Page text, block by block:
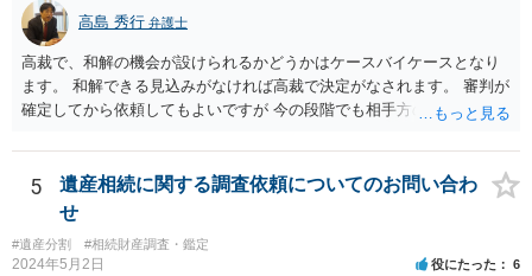
すが、現代では、各々が自由に価格設定をしていますので、特に相場
はお示しできません。ただし、かつて日本弁護士連合会が設けていた
報酬基準を踏まえて価格設定している弁護士は一定数いると思います
ので、それが一応の目安となるでしょう。
高島 秀行 弁護士
高裁で、和解の機会が設けられるかどうかはケースバイケースとなり
ます。 和解できる見込みがなければ高裁で決定がなされます。 審判が
確定してから依頼してもよいですが 今の段階でも相手方の連絡が迷惑
5
遺産相続に関する調査依頼についてのお問い合わ
せ
#遺産分割 #相続財産調査・鑑定
2024年5月2日 役にたった 6